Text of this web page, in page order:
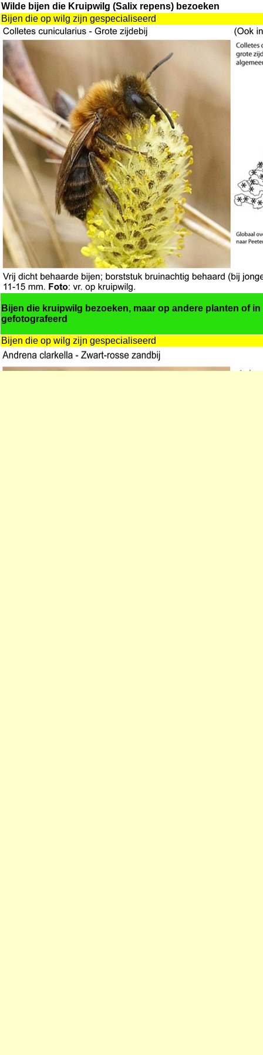
Wilde bijen die Kruipwilg (Salix repens) bezoeken
Bijen die op wilg zijn gespecialiseerd
Bijen die kruipwilg bezoeken, maar op andere planten of
gefotografeerd
Bijen die op wilg zijn gespecialiseerd